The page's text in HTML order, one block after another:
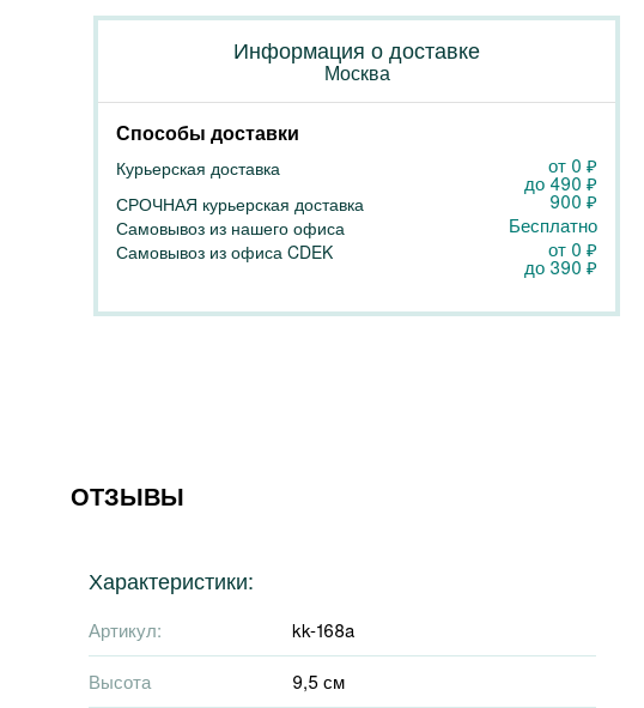
Информация о доставке
Москва
Способы доставки
Курьерская доставка от 0 ₽
до 490 ₽
СРОЧНАЯ курьерская доставка 900 ₽
Самовывоз из нашего офиса Бесплатно
Самовывоз из офиса CDEK от 0 ₽
до 390 ₽
ОТЗЫВЫ
Характеристики:
Артикул: kk-168a
Высота 9,5 см